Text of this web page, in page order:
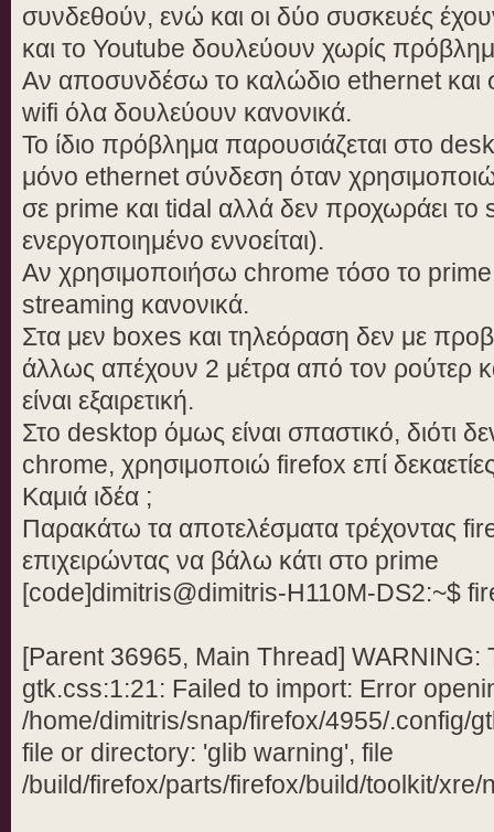
συνδεθούν, ενώ και οι δύο συσκευές
και το Youtube δουλεύουν χωρίς
Αν αποσυνδέσω το καλώδιο ethernet και
wifi όλα δουλεύουν κανονικά.
Το ίδιο πρόβλημα παρουσιάζεται στο
μόνο ethernet σύνδεση όταν
σε prime και tidal αλλά δεν προχωράει
ενεργοποιημένο εννοείται).
Αν χρησιμοποιήσω chrome τόσο το
streaming κανονικά.
Στα μεν boxes και τηλεόραση δεν με
άλλως απέχουν 2 μέτρα από τον ρούτερ
είναι εξαιρετική.
Στο desktop όμως είναι σπαστικό, διότι
chrome, χρησιμοποιώ firefox επί
Καμιά ιδέα ;
Παρακάτω τα αποτελέσματα τρέχοντας
επιχειρώντας να βάλω κάτι στο prime
[code]dimitris@dimitris-H110M-DS2:~$
[Parent 36965, Main Thread] WARNING:
gtk.css:1:21: Failed to import: Error
/home/dimitris/snap/firefox/4955/.config/
file or directory: 'glib warning', file
/build/firefox/parts/firefox/build/toolkit/